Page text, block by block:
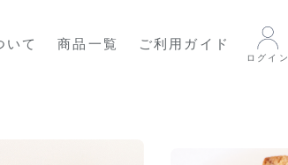
いて 商品一覧 ご利用ガイド
ログイン